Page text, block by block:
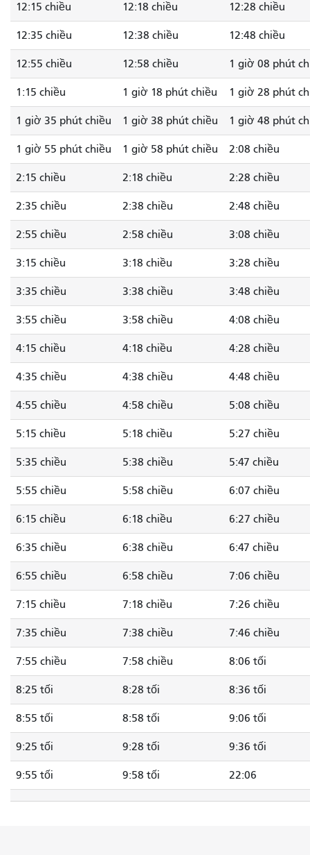
12:15 chiều 12:18 chiều 12:28 chiều
12:35 chiều 12:38 chiều 12:48 chiều
12:55 chiều 12:58 chiều 1 giờ 08 phút
1:15 chiều 1 giờ 18 phút chiều 1 giờ 28 phút
1 giờ 35 phút chiều 1 giờ 38 phút chiều 1 giờ 48 phút
1 giờ 55 phút chiều 1 giờ 58 phút chiều 2:08 chiều
2:15 chiều 2:18 chiều 2:28 chiều
2:35 chiều 2:38 chiều 2:48 chiều
2:55 chiều 2:58 chiều 3:08 chiều
3:15 chiều 3:18 chiều 3:28 chiều
3:35 chiều 3:38 chiều 3:48 chiều
3:55 chiều 3:58 chiều 4:08 chiều
4:15 chiều 4:18 chiều 4:28 chiều
4:35 chiều 4:38 chiều 4:48 chiều
4:55 chiều 4:58 chiều 5:08 chiều
5:15 chiều 5:18 chiều 5:27 chiều
5:35 chiều 5:38 chiều 5:47 chiều
5:55 chiều 5:58 chiều 6:07 chiều
6:15 chiều 6:18 chiều 6:27 chiều
6:35 chiều 6:38 chiều 6:47 chiều
6:55 chiều 6:58 chiều 7:06 chiều
7:15 chiều 7:18 chiều 7:26 chiều
7:35 chiều 7:38 chiều 7:46 chiều
7:55 chiều 7:58 chiều 8:06 tối
8:25 tối 8:28 tối 8:36 tối
8:55 tối 8:58 tối 9:06 tối
9:25 tối 9:28 tối 9:36 tối
9:55 tối 9:58 tối 22:06